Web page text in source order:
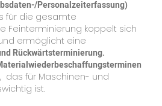
Personalzeiterfassung)
für die gesamte
Feinterminierung koppelt sich
ermöglicht eine
Rückwärtsterminierung.
das für Maschinen- und
ist.